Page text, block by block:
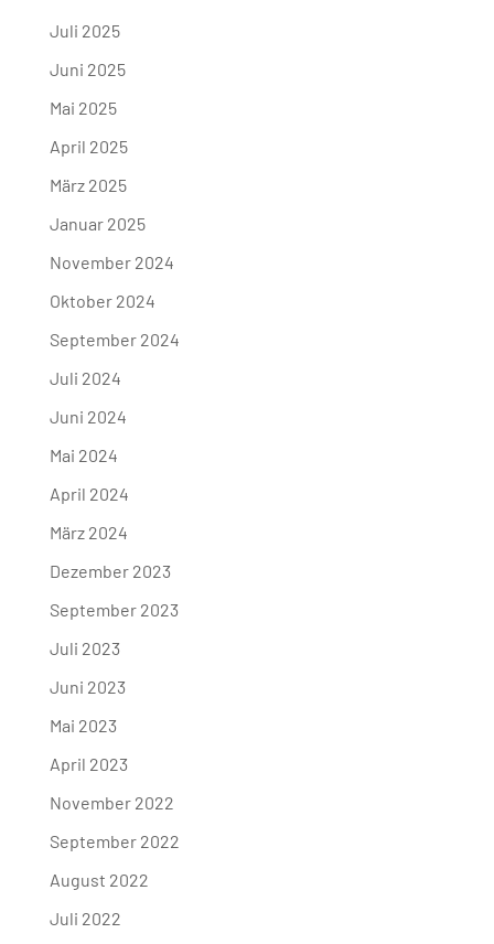
Juli 2025
Juni 2025
Mai 2025
April 2025
März 2025
Januar 2025
November 2024
Oktober 2024
September 2024
Juli 2024
Juni 2024
Mai 2024
April 2024
März 2024
Dezember 2023
September 2023
Juli 2023
Juni 2023
Mai 2023
April 2023
November 2022
September 2022
August 2022
Juli 2022